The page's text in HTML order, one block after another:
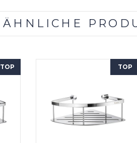
ÄHNLICHE
TOP TOP